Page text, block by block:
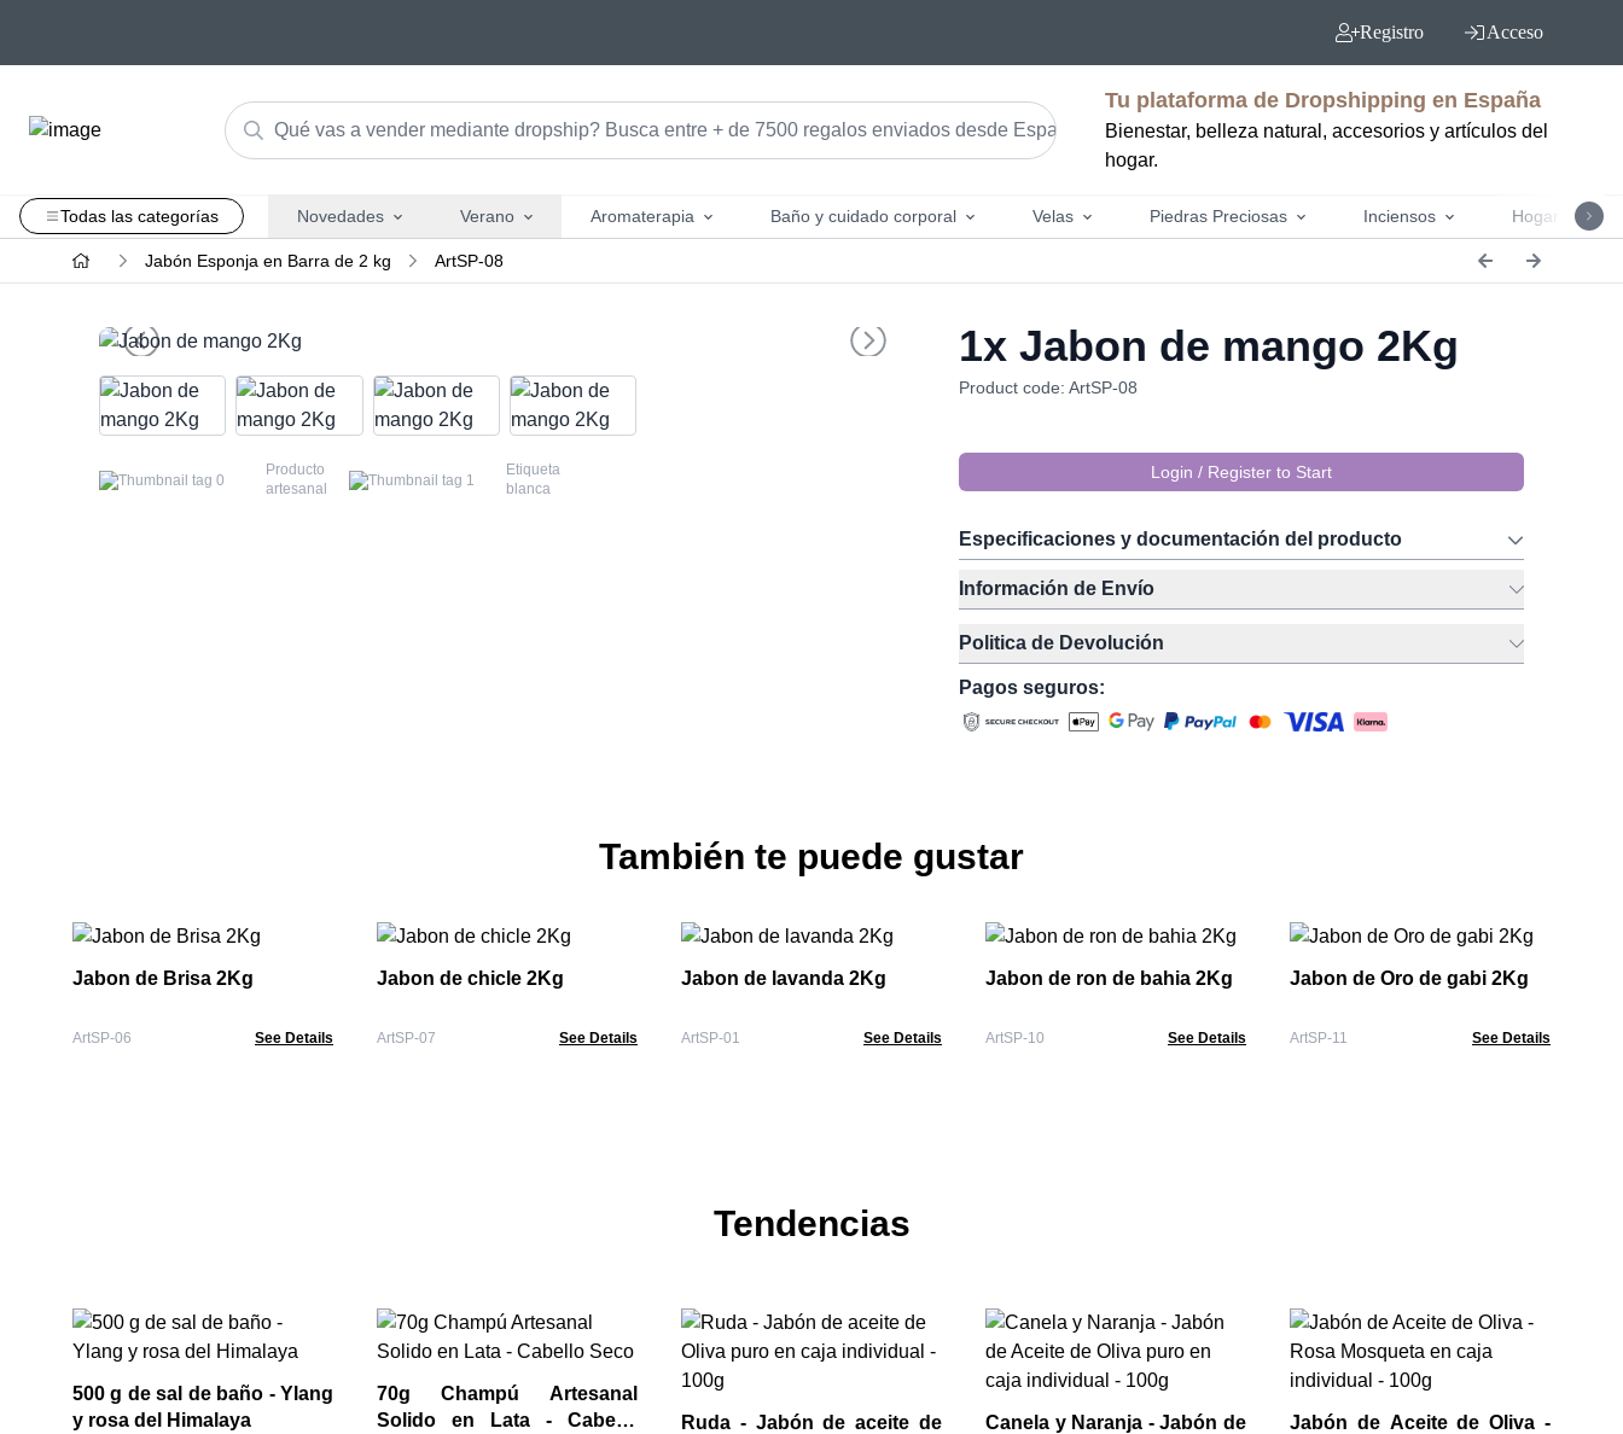
Registro Acceso
Tu plataforma de Dropshipping en España
Bienestar, belleza natural, accesorios y artículos del
hogar.
Todas las categorías Novedades Verano Aromaterapia Baño y cuidado corporal Velas Piedras Preciosas Inciensos Hogar y jardín
Jabón Esponja en Barra de 2 kg ArtSP-08
Producto
artesanal
Etiqueta
blanca
1x Jabon de mango 2Kg
Product code: ArtSP-08
Login / Register to Start
Especificaciones y documentación del producto
Información de Envío
Politica de Devolución
Pagos seguros:
También te puede gustar
Jabon de Brisa 2Kg
ArtSP-06 See Details
Jabon de chicle 2Kg
ArtSP-07 See Details
Jabon de lavanda 2Kg
ArtSP-01 See Details
Jabon de ron de bahia 2Kg
ArtSP-10 See Details
Jabon de Oro de gabi 2Kg
ArtSP-11 See Details
Tendencias
500 g de sal de baño - Ylang
y rosa del Himalaya
70g Champú Artesanal
Solido en Lata - Cabello
Ruda - Jabón de aceite de
Canela y Naranja - Jabón de
Jabón de Aceite de Oliva -